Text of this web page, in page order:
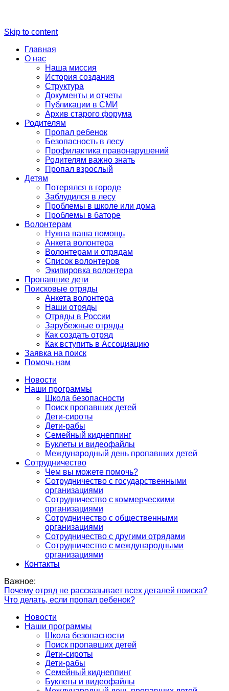
Skip to content
Главная
О нас
Наша миссия
История создания
Структура
Документы и отчеты
Публикации в СМИ
Архив старого форума
Родителям
Пропал ребенок
Безопасность в лесу
Профилактика правонарушений
Родителям важно знать
Пропал взрослый
Детям
Потерялся в городе
Заблудился в лесу
Проблемы в школе или дома
Проблемы в баторе
Волонтерам
Нужна ваша помощь
Анкета волонтера
Волонтерам и отрядам
Список волонтеров
Экипировка волонтера
Пропавшие дети
Поисковые отряды
Анкета волонтера
Наши отряды
Отряды в России
Зарубежные отряды
Как создать отряд
Как вступить в Ассоциацию
Заявка на поиск
Помочь нам
Новости
Наши программы
Школа безопасности
Поиск пропавших детей
Дети-сироты
Дети-рабы
Семейный киднеппинг
Буклеты и видеофайлы
Международный день пропавших детей
Сотрудничество
Чем вы можете помочь?
Сотрудничество с государственными
организациями
Сотрудничество с коммерческими
организациями
Сотрудничество с общественными
организациями
Сотрудничество с другими отрядами
Сотрудничество с международными
организациями
Контакты
Важное:
Почему отряд не рассказывает всех деталей поиска?
Что делать, если пропал ребенок?
Новости
Наши программы
Школа безопасности
Поиск пропавших детей
Дети-сироты
Дети-рабы
Семейный киднеппинг
Буклеты и видеофайлы